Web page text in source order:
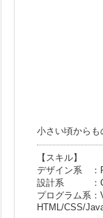
小さい頃からも
【スキル】
デザイン系 ：
設計系 ：
プログラム系
HTML/CSS/